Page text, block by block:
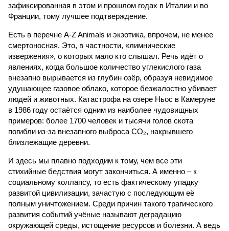
зафиксированная в этом и прошлом годах в Италии и во
Франции, тому лучшее подтверждение.
Есть в перечне A-Z Animals и экзотика, впрочем, не менее
смертоносная. Это, в частности, «лимнические
извержения», о которых мало кто слышал. Речь идёт о
явлениях, когда большое количество углекислого газа
внезапно вырывается из глубин озёр, образуя невидимое
удушающее газовое облако, которое безжалостно убивает
людей и животных. Катастрофа на озере Ньос в Камеруне
в 1986 году остаётся одним из наиболее чудовищных
примеров: более 1700 человек и тысячи голов скота
погибли из-за внезапного выброса CO₂, накрывшего
близлежащие деревни.
И здесь мы плавно подходим к тому, чем все эти
стихийные бедствия могут закончиться. А именно – к
социальному коллапсу, то есть фактическому упадку
развитой цивилизации, зачастую с последующим её
полным уничтожением. Среди причин такого трагического
развития событий учёные называют деградацию
окружающей среды, истощение ресурсов и болезни. А ведь